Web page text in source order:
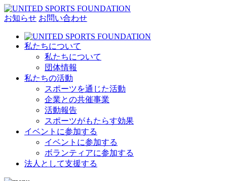
お知らせ お問い合わせ
私たちについて
私たちについて
団体情報
私たちの活動
スポーツを通じた活動
企業との共催事業
活動報告
スポーツがもたらす効果
イベントに参加する
イベントに参加する
ボランティアに参加する
法人として支援する